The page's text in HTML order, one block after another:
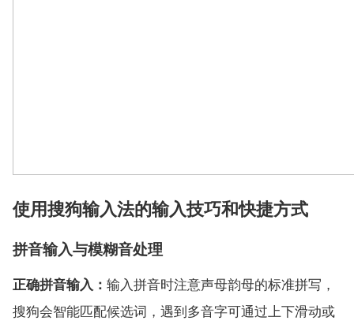
使用搜狗输入法的输入技巧和快捷方式
拼音输入与模糊音处理
正确拼音输入： 输入拼音时注意声母韵母的标准拼写，
搜狗会智能匹配候选词，遇到多音字可通过上下滑动或